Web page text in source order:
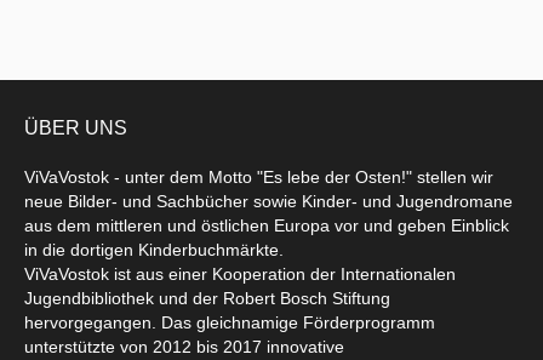
ÜBER UNS
ViVaVostok - unter dem Motto "Es lebe der Osten!" stellen wir
neue Bilder- und Sachbücher sowie Kinder- und Jugendromane
aus dem mittleren und östlichen Europa vor und geben Einblick
in die dortigen Kinderbuchmärkte.
ViVaVostok ist aus einer Kooperation der Internationalen
Jugendbibliothek und der Robert Bosch Stiftung
hervorgegangen. Das gleichnamige Förderprogramm
unterstützte von 2012 bis 2017 innovative